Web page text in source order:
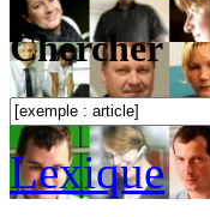
Chercher
Lexique